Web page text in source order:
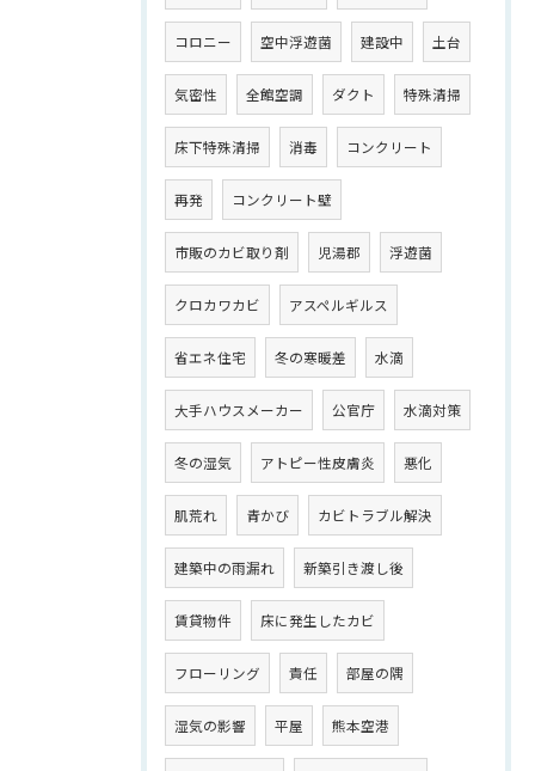
コロニー 空中浮遊菌 建設中 土台
気密性 全館空調 ダクト 特殊清掃
床下特殊清掃 消毒 コンクリート
再発 コンクリート壁
市販のカビ取り剤 児湯郡 浮遊菌
クロカワカビ アスペルギルス
省エネ住宅 冬の寒暖差 水滴
大手ハウスメーカー 公官庁 水滴対策
冬の湿気 アトピー性皮膚炎 悪化
肌荒れ 青かび カビトラブル解決
建築中の雨漏れ 新築引き渡し後
賃貸物件 床に発生したカビ
フローリング 責任 部屋の隅
湿気の影響 平屋 熊本空港